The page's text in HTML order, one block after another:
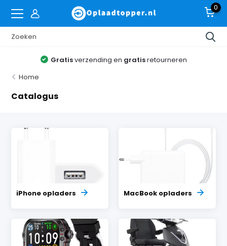
0
Gratisverzending en gratisretourneren
Home
Catalogus
iPhone opladers MacBook opladers